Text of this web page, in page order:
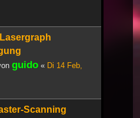
guido « Di 14 Feb,
Scanning